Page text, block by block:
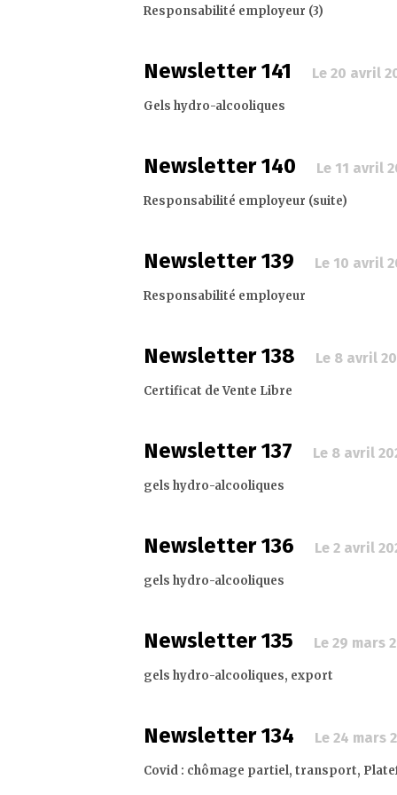
Responsabilité employeur (3)
Newsletter 141 Le 20 avril
Gels hydro-alcooliques
Newsletter 140 Le 11 avril
Responsabilité employeur (suite)
Newsletter 139 Le 10 avril
Responsabilité employeur
Newsletter 138 Le 8 avril
Certificat de Vente Libre
Newsletter 137 Le 8 avril
gels hydro-alcooliques
Newsletter 136 Le 2 avril
gels hydro-alcooliques
Newsletter 135 Le 29 mars
gels hydro-alcooliques, export
Newsletter 134 Le 24 mars
Covid : chômage partiel, transport,